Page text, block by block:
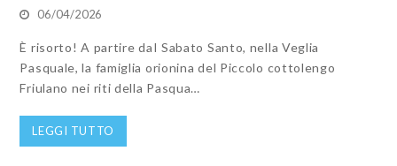
06/04/2026
È risorto! A partire daI Sabato Santo, nella Veglia
Pasquale, la famiglia orionina del Piccolo cottolengo
Friulano nei riti della Pasqua…
LEGGI TUTTO